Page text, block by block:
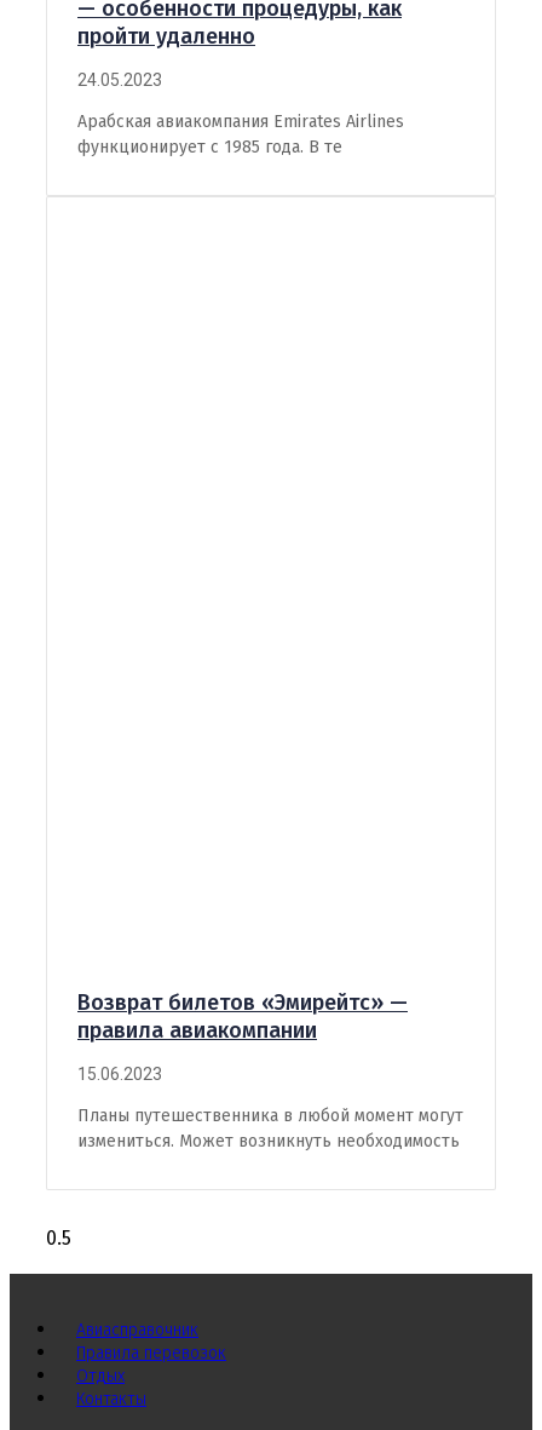
— особенности процедуры, как
пройти удаленно
24.05.2023
Арабская авиакомпания Emirates Airlines
функционирует с 1985 года. В те
Возврат билетов «Эмирейтс» —
правила авиакомпании
15.06.2023
Планы путешественника в любой момент могут
измениться. Может возникнуть необходимость
Авиасправочник
Правила перевозок
Отдых
Контакты